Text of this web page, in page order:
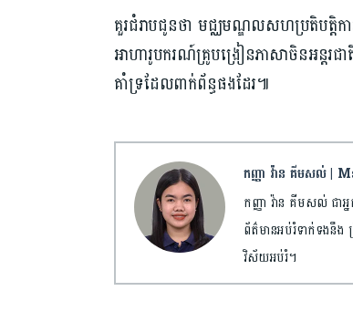
គួរជំរាបជូនថា មជ្ឈមណ្ឌលសហប្រតិបត្តិក
អាហារូបករណ៍គ្រូបង្រៀនភាសាចិនអន្តរជ
គាំទ្រដែលពាក់ព័ន្ធផងដែរ៕
កញ្ញា វ៉ាន គីមសល់ |
កញ្ញា វ៉ាន គីមសល់ ជា
ព័ត៌មានអប់រំទាក់ទងនឹង ព្
វិស័យអប់រំ។